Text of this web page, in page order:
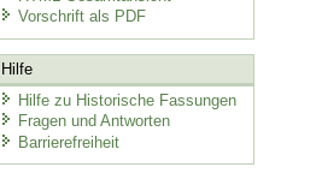
Vorschrift als PDF
Hilfe
Hilfe zu Historische Fassungen
Fragen und Antworten
Barrierefreiheit